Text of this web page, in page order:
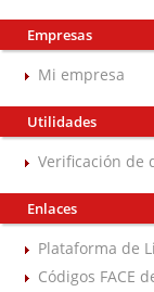
Empresas
Mi empresa
Utilidades
Verificación de
Enlaces
Plataforma de
Códigos FACE